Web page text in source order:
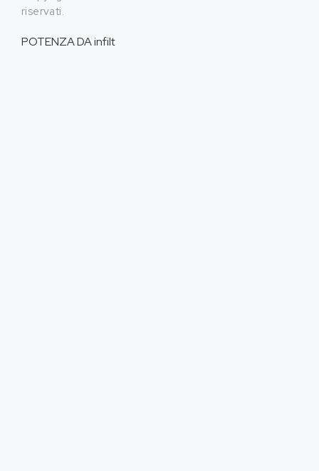
riservati.
POTENZA DAinfilt